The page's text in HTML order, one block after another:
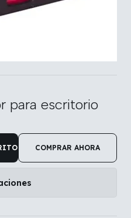
para escritorio
COMPRAR AHORA